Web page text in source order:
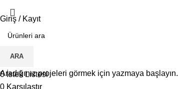
Giriş / Kayıt
İ.K BAŞVURU FORMU
0İstek Listesi
0 Karşılaştır
ARA
Aradığınız projeleri görmek için yazmaya başlayın.